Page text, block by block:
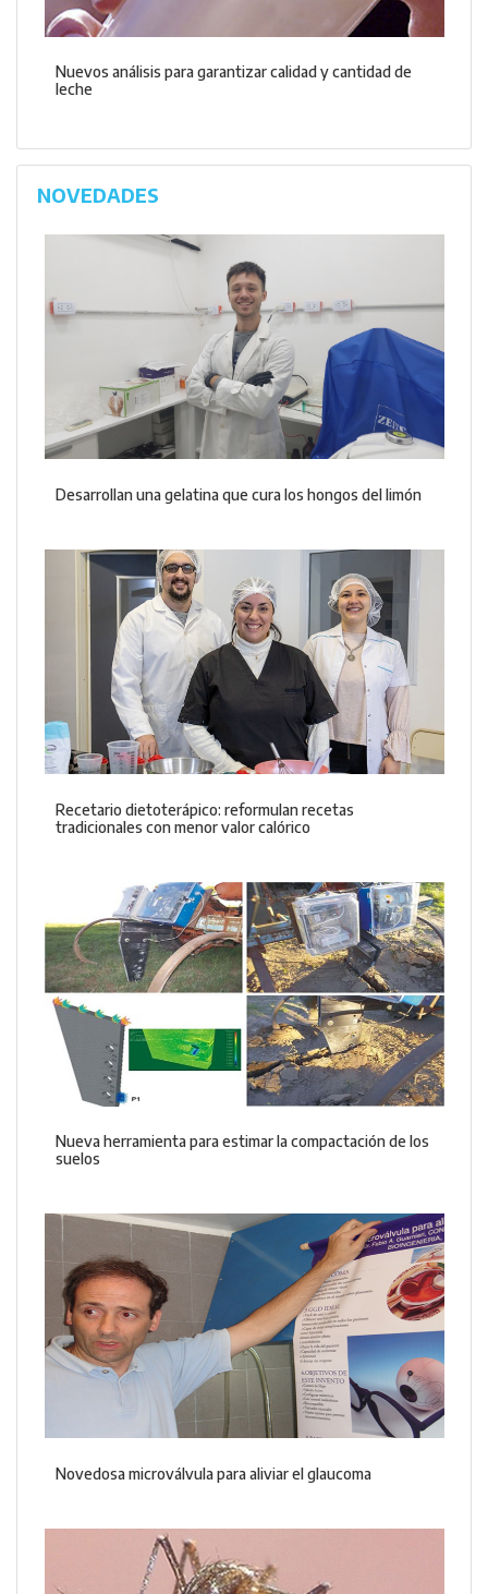
Nuevos análisis para garantizar calidad y cantidad de
leche
NOVEDADES
Desarrollan una gelatina que cura los hongos del limón
Recetario dietoterápico: reformulan recetas
tradicionales con menor valor calórico
Nueva herramienta para estimar la compactación de los
suelos
Novedosa microválvula para aliviar el glaucoma